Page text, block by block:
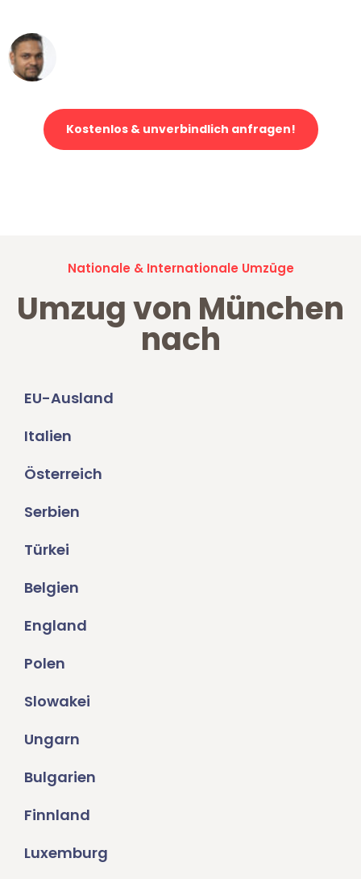
Kostenlos & unverbindlich anfragen!
Nationale & Internationale Umzüge
Umzug von München
nach
EU-Ausland
Italien
Österreich
Serbien
Türkei
Belgien
England
Polen
Slowakei
Ungarn
Bulgarien
Finnland
Luxemburg